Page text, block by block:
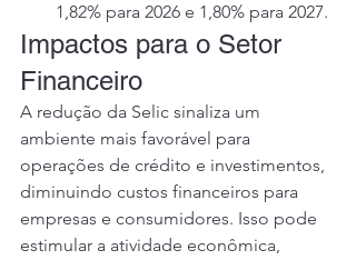
1,82% para 2026 e 1,80% para 2027.
Impactos para o Setor
Financeiro
A redução da Selic sinaliza um
ambiente mais favorável para
operações de crédito e investimentos,
diminuindo custos financeiros para
empresas e consumidores. Isso pode
estimular a atividade econômica,